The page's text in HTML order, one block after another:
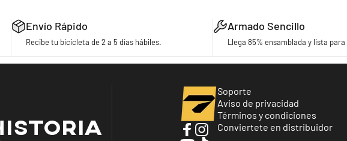
Envío Rápido
Recibe tu bicicleta de 2 a 5 días hábiles.
Armado Sencillo
Llega 85% ensamblada y lista
Turbo Bicycles
Soporte
Aviso de privacidad
Términos y condiciones
Conviertete en distribuidor